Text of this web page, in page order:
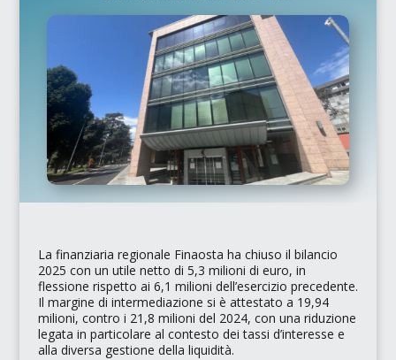
La finanziaria regionale Finaosta ha chiuso il bilancio
2025 con un utile netto di 5,3 milioni di euro, in
flessione rispetto ai 6,1 milioni dell’esercizio precedente.
Il margine di intermediazione si è attestato a 19,94
milioni, contro i 21,8 milioni del 2024, con una riduzione
legata in particolare al contesto dei tassi d’interesse e
alla diversa gestione della liquidità.